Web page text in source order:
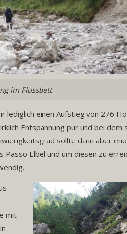
im Flussbett
lediglich einen Aufstieg von 276
Entspannung pur und bei dem
sollte dann aber
Elbel und um diesen zu
mit